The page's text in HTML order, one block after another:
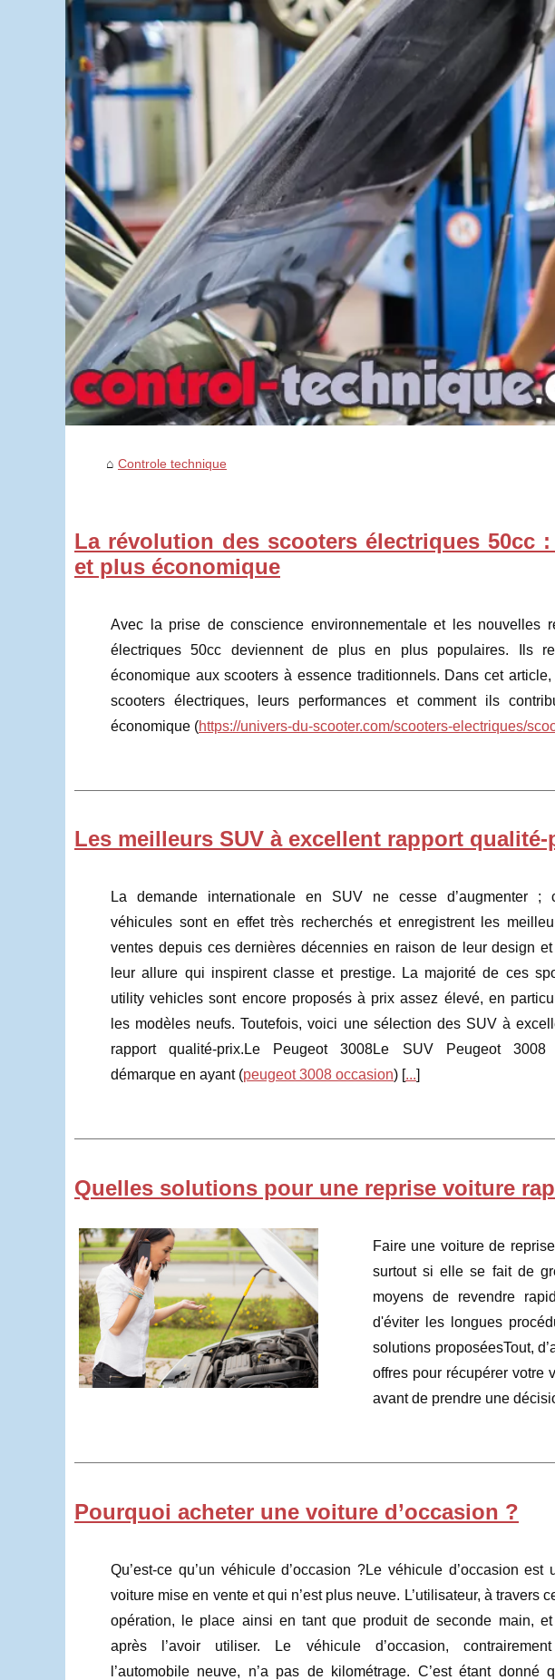
Controle technique
La révolution des scooters électriques 50cc
et plus économique
Avec la prise de conscience environnementale et les nouvelles
électriques 50cc deviennent de plus en plus populaires. Ils
économique aux scooters à essence traditionnels. Dans cet
scooters électriques, leurs performances et comment ils
économique (https://univers-du-scooter.com/scooters-electriques/
Les meilleurs SUV à excellent rapport qualité-
La demande internationale en SUV ne cesse d’augmenter ;
véhicules sont en effet très recherchés et enregistrent les
ventes depuis ces dernières décennies en raison de leur design
leur allure qui inspirent classe et prestige. La majorité de ces
utility vehicles sont encore proposés à prix assez élevé, en
les modèles neufs. Toutefois, voici une sélection des SUV à
rapport qualité-prix.Le Peugeot 3008Le SUV Peugeot 3008
démarque en ayant (peugeot 3008 occasion) [...]
Quelles solutions pour une reprise voiture
Faire une voiture de
surtout si elle se fait de
moyens de revendre
d'éviter les longues
solutions proposéesTout,
offres pour récupérer votre
avant de prendre une
Pourquoi acheter une voiture d’occasion ?
Qu’est-ce qu’un véhicule d’occasion ?Le véhicule d’occasion est
voiture mise en vente et qui n’est plus neuve. L’utilisateur, à travers
opération, le place ainsi en tant que produit de seconde main,
après l’avoir utiliser. Le véhicule d’occasion,
l’automobile neuve, n’a pas de kilométrage. C’est étant donné